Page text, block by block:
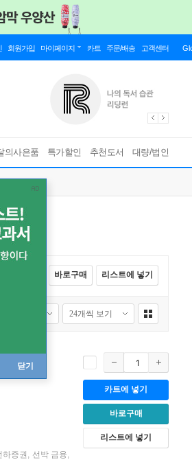
회원가입 마이페이지 카트 주문/배송 고객센터
의사은품 특가할인 추천도서 대량/법인
닫기
바로구매 리스트에 넣기
증권, 선박 금융,
카트에 넣기
바로구매
리스트에 넣기